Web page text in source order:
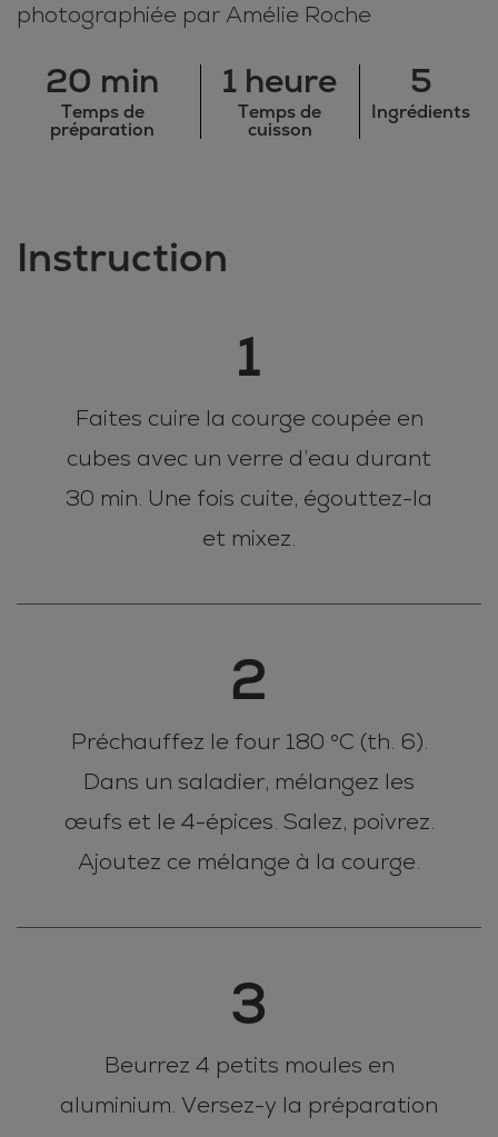
photographiée par Amélie Roche
20 min
Temps de
préparation
1 heure
Temps de
cuisson
5
Ingrédients
Instruction
1
Faites cuire la courge coupée en
cubes avec un verre d’eau durant
30 min. Une fois cuite, égouttez-la
et mixez.
2
Préchauffez le four 180 °C (th. 6).
Dans un saladier, mélangez les
œufs et le 4-épices. Salez, poivrez.
Ajoutez ce mélange à la courge.
3
Beurrez 4 petits moules en
aluminium. Versez-y la préparation